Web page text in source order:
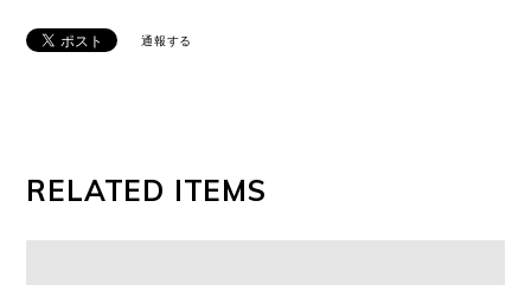
通報する
RELATED ITEMS